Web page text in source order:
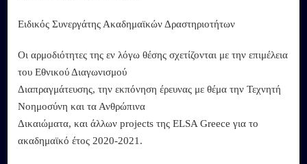
Ειδικός Συνεργάτης Ακαδημαϊκών Δραστηριοτήτων
Οι αρμοδιότητες της εν λόγω θέσης σχετίζονται με την επιμέλεια
του Εθνικού Διαγωνισμού
Διαπραγμάτευσης, την εκπόνηση έρευνας με θέμα την Τεχνητή
Νοημοσύνη και τα Ανθρώπινα
Δικαιώματα, και άλλων projects της ELSA Greece για το
ακαδημαϊκό έτος 2020-2021.